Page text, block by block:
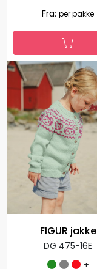
Fra: per pakke
FIGUR jakke
DG 475-16E
+